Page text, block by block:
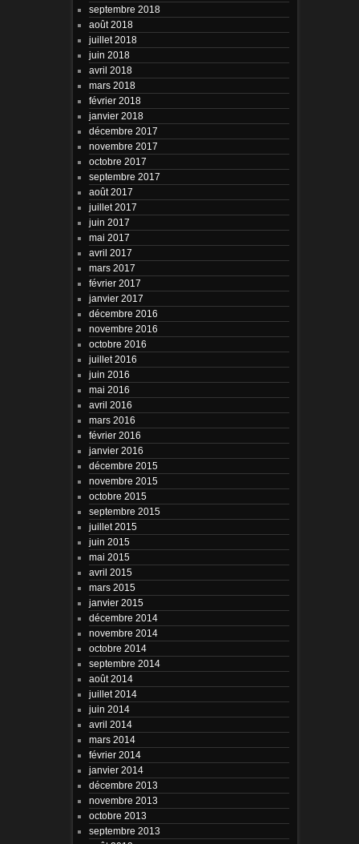
septembre 2018
août 2018
juillet 2018
juin 2018
avril 2018
mars 2018
février 2018
janvier 2018
décembre 2017
novembre 2017
octobre 2017
septembre 2017
août 2017
juillet 2017
juin 2017
mai 2017
avril 2017
mars 2017
février 2017
janvier 2017
décembre 2016
novembre 2016
octobre 2016
juillet 2016
juin 2016
mai 2016
avril 2016
mars 2016
février 2016
janvier 2016
décembre 2015
novembre 2015
octobre 2015
septembre 2015
juillet 2015
juin 2015
mai 2015
avril 2015
mars 2015
janvier 2015
décembre 2014
novembre 2014
octobre 2014
septembre 2014
août 2014
juillet 2014
juin 2014
avril 2014
mars 2014
février 2014
janvier 2014
décembre 2013
novembre 2013
octobre 2013
septembre 2013